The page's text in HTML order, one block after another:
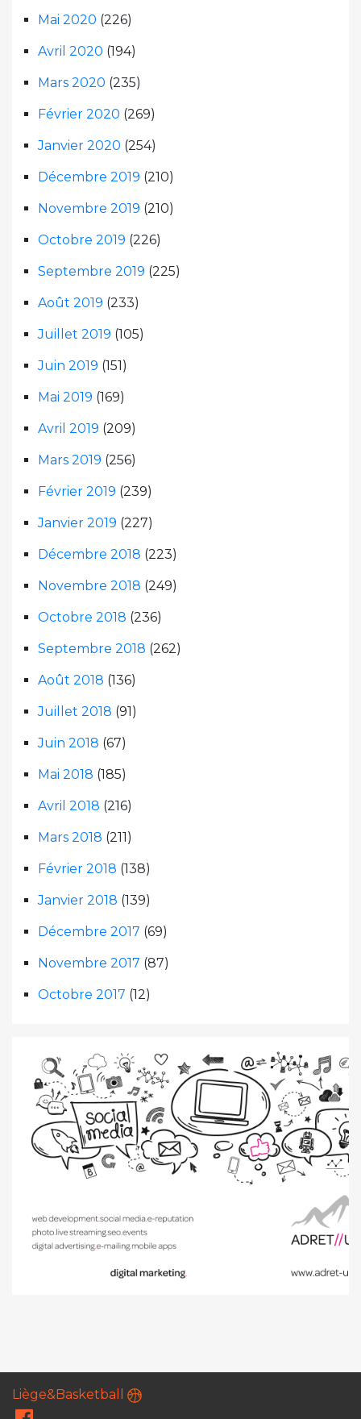
Mai 2020 (226)
Avril 2020 (194)
Mars 2020 (235)
Février 2020 (269)
Janvier 2020 (254)
Décembre 2019 (210)
Novembre 2019 (210)
Octobre 2019 (226)
Septembre 2019 (225)
Août 2019 (233)
Juillet 2019 (105)
Juin 2019 (151)
Mai 2019 (169)
Avril 2019 (209)
Mars 2019 (256)
Février 2019 (239)
Janvier 2019 (227)
Décembre 2018 (223)
Novembre 2018 (249)
Octobre 2018 (236)
Septembre 2018 (262)
Août 2018 (136)
Juillet 2018 (91)
Juin 2018 (67)
Mai 2018 (185)
Avril 2018 (216)
Mars 2018 (211)
Février 2018 (138)
Janvier 2018 (139)
Décembre 2017 (69)
Novembre 2017 (87)
Octobre 2017 (12)
Liège&Basketball